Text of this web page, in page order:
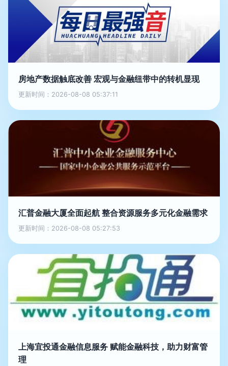
房地产数据触底改善 宏观与金融纽带中的转机显现
更新时间：2026-08-08 05:37:11
汇普金融大厦全面起航 整合资源服务多元化金融需求
更新时间：2026-08-08 05:27:53
上海宜投通金融信息服务 赋能金融科技，助力财富管
理